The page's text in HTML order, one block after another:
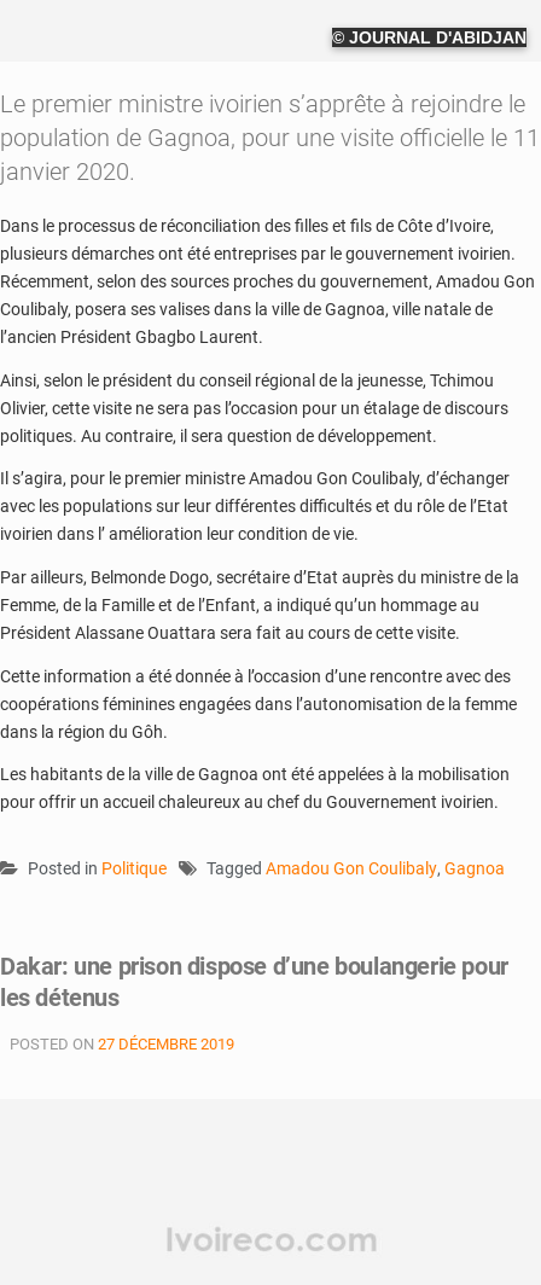
© JOURNAL D'ABIDJAN
Le premier ministre ivoirien s’apprête à rejoindre le
population de Gagnoa, pour une visite officielle le 11
janvier 2020.
Dans le processus de réconciliation des filles et fils de Côte d’Ivoire,
plusieurs démarches ont été entreprises par le gouvernement ivoirien.
Récemment, selon des sources proches du gouvernement, Amadou Gon
Coulibaly, posera ses valises dans la ville de Gagnoa, ville natale de
l’ancien Président Gbagbo Laurent.
Ainsi, selon le président du conseil régional de la jeunesse, Tchimou
Olivier, cette visite ne sera pas l’occasion pour un étalage de discours
politiques. Au contraire, il sera question de développement.
Il s’agira, pour le premier ministre Amadou Gon Coulibaly, d’échanger
avec les populations sur leur différentes difficultés et du rôle de l’Etat
ivoirien dans l’ amélioration leur condition de vie.
Par ailleurs, Belmonde Dogo, secrétaire d’Etat auprès du ministre de la
Femme, de la Famille et de l’Enfant, a indiqué qu’un hommage au
Président Alassane Ouattara sera fait au cours de cette visite.
Cette information a été donnée à l’occasion d’une rencontre avec des
coopérations féminines engagées dans l’autonomisation de la femme
dans la région du Gôh.
Les habitants de la ville de Gagnoa ont été appelées à la mobilisation
pour offrir un accueil chaleureux au chef du Gouvernement ivoirien.
Posted in Politique Tagged Amadou Gon Coulibaly, Gagnoa
Dakar: une prison dispose d’une boulangerie pour
les détenus
POSTED ON 27 DÉCEMBRE 2019